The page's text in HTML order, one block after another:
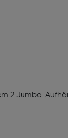
2 Jumbo-